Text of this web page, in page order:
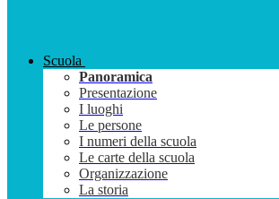
Scuola
Panoramica
Presentazione
I luoghi
Le persone
I numeri della scuola
Le carte della scuola
Organizzazione
La storia